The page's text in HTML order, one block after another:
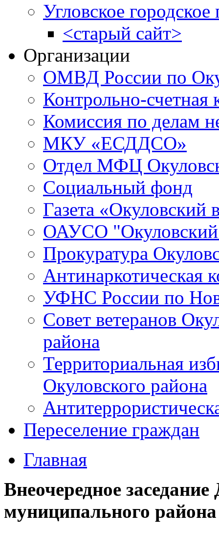
Угловское городское
<старый сайт>
Организации
ОМВД России по
Контрольно-счетная
Комиссия по делам
МКУ «ЕСДДСО»
Отдел МФЦ
Социальный фонд
Газета «Окуловский
ОАУСО
Прокуратура
Антинаркотическая
УФНС России по
Совет ветеранов
района
Территориальная
Окуловского района
Переселение граждан
Главная
Внеочередное
муниципального района